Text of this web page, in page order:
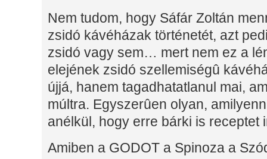
Nem tudom, hogy Sáfár Zoltán
zsidó kávéházak történetét, azt
zsidó vagy sem… mert nem ez a
elejének zsidó szellemiségû
újjá, hanem tagadhatatlanul mai,
múltra. Egyszerûen olyan,
anélkül, hogy erre bárki is receptet
Amiben a GODOT a Spinoza a